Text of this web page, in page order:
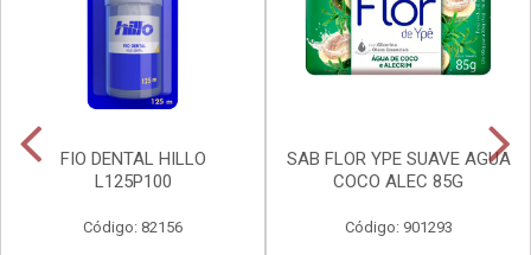
FIO DENTAL HILLO
L125P100
Código: 82156
SAB FLOR YPE SUAVE AGUA
COCO ALEC 85G
Código: 901293